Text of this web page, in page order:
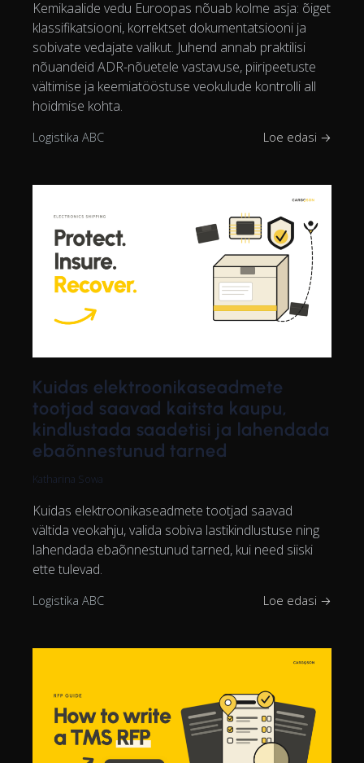
Kemikaalide vedu Euroopas nõuab kolme asja: õiget
klassifikatsiooni, korrektset dokumentatsiooni ja
sobivate vedajate valikut. Juhend annab praktilisi
nõuandeid ADR-nõuetele vastavuse, piiripeetuste
vältimise ja keemiatööstuse veokulude kontrolli all
hoidmise kohta.
Logistika ABC Loe edasi →
Kuidas elektroonikaseadmete
tootjad saavad kaitsta kaupu,
kindlustada saadetisi ja lahendada
ebaõnnestunud tarned
Katharina Sowa
Kuidas elektroonikaseadmete tootjad saavad
vältida veokahju, valida sobiva lastikindlustuse ning
lahendada ebaõnnestunud tarned, kui need siiski
ette tulevad.
Logistika ABC Loe edasi →